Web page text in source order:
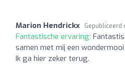
Marion Hendrickx Gepubliceerd
Fantastische ervaring:
samen met mij een
Ik ga hier zeker terug.